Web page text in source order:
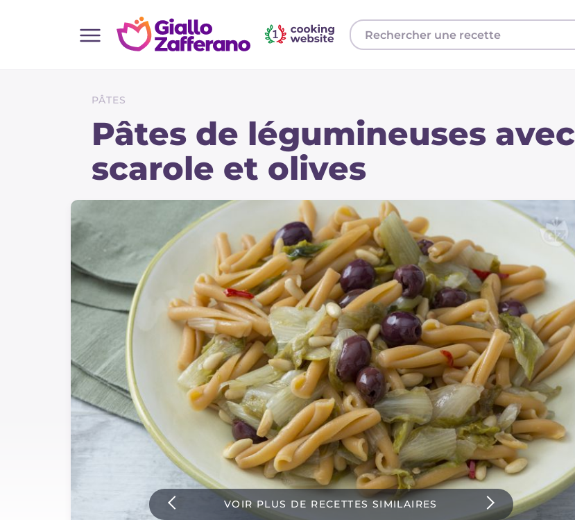
Toutes les recettes
Plats principaux
Accompagnement
Pizzas et focaccia
Gateaux et patisserie
Dernieres recettes
IT Website
YouTube
PÂTES
Pâtes de légumineuses avec
scarole et olives
VOIR PLUS DE RECETTES SIMILAIRES